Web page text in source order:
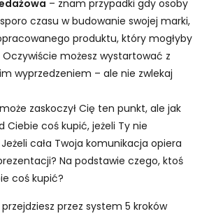
– znam przypadki gdy osoby
czasu w budowanie swojej marki,
produktu, który mogłyby
możesz wystartować z
wyprzedzeniem – ale nie zwlekaj
zaskoczył Cię ten punkt, ale jak
Ciebie coś kupić, jeżeli Ty nie
cała Twoja komunikacja opiera
Na podstawie czego, ktoś
coś kupić?
przejdziesz przez system 5 kroków